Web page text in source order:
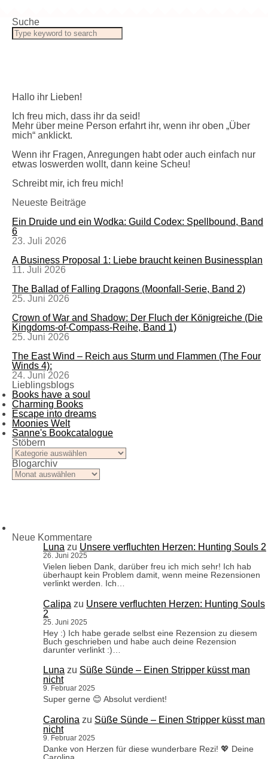
Suche
Hallo ihr Lieben!
Ich freu mich, dass ihr da seid!
Mehr über meine Person erfahrt ihr, wenn ihr oben „Über
mich“ anklickt.
Wenn ihr Fragen, Anregungen habt oder auch einfach nur
etwas loswerden wollt, dann keine Scheu!
Schreibt mir, ich freu mich!
Neueste Beiträge
Ein Druide und ein Wodka: Guild Codex: Spellbound, Band
6
23. Juli 2026
A Business Proposal 1: Liebe braucht keinen Businessplan
11. Juli 2026
The Ballad of Falling Dragons (Moonfall-Serie, Band 2)
25. Juni 2026
Crown of War and Shadow: Der Fluch der Königreiche (Die
Kingdoms-of-Compass-Reihe, Band 1)
25. Juni 2026
The East Wind – Reich aus Sturm und Flammen (The Four
Winds 4):
24. Juni 2026
Lieblingsblogs
Books have a soul
Charming Books
Escape into dreams
Moonies Welt
Sanne's Bookcatalogue
Stöbern
Stöbern
Blogarchiv
Blogarchiv
Neue Kommentare
Luna zu Unsere verfluchten Herzen: Hunting Souls 2
26. Juni 2025
Vielen lieben Dank, darüber freu ich mich sehr! Ich hab
überhaupt kein Problem damit, wenn meine Rezensionen
verlinkt werden. Ich…
Calipa zu Unsere verfluchten Herzen: Hunting Souls
2
25. Juni 2025
Hey :) Ich habe gerade selbst eine Rezension zu diesem
Buch geschrieben und habe auch deine Rezension
darunter verlinkt :)…
Luna zu Süße Sünde – Einen Stripper küsst man
nicht
9. Februar 2025
Super gerne 😊 Absolut verdient!
Carolina zu Süße Sünde – Einen Stripper küsst man
nicht
9. Februar 2025
Danke von Herzen für diese wunderbare Rezi! 💖 Deine